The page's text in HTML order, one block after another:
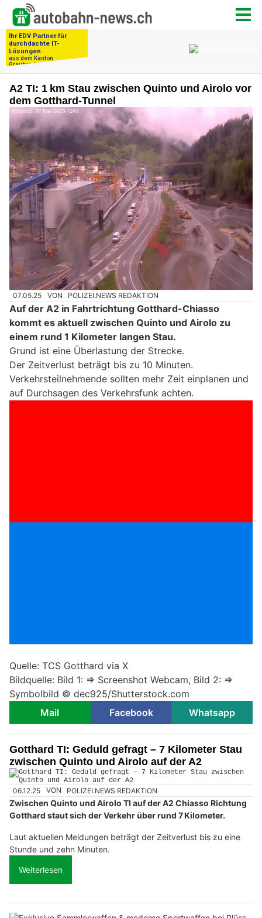
A2 TI: 1 km Stau zwischen Quinto und Airolo vor
dem Gotthard-Tunnel
07.05.25 VON POLIZEI.NEWS REDAKTION
Auf der A2 in Fahrtrichtung Gotthard-Chiasso
kommt es aktuell zwischen Quinto und Airolo zu
einem rund 1 Kilometer langen Stau.
Grund ist eine Überlastung der Strecke.
Der Zeitverlust beträgt bis zu 10 Minuten.
Verkehrsteilnehmende sollten mehr Zeit einplanen und
auf Durchsagen des Verkehrsfunk achten.
Quelle: TCS Gotthard via X
Bildquelle: Bild 1: => Screenshot Webcam, Bild 2: =>
Symbolbild © dec925/Shutterstock.com
Mail
Facebook Whatsapp
Gotthard TI: Geduld gefragt – 7 Kilometer Stau
zwischen Quinto und Airolo auf der A2
06.12.25 VON POLIZEI.NEWS REDAKTION
Zwischen Quinto und Airolo TI auf der A2 Chiasso Richtung
Gotthard staut sich der Verkehr über rund 7 Kilometer.
Laut aktuellen Meldungen beträgt der Zeitverlust bis zu eine
Stunde und zehn Minuten.
Weiterlesen